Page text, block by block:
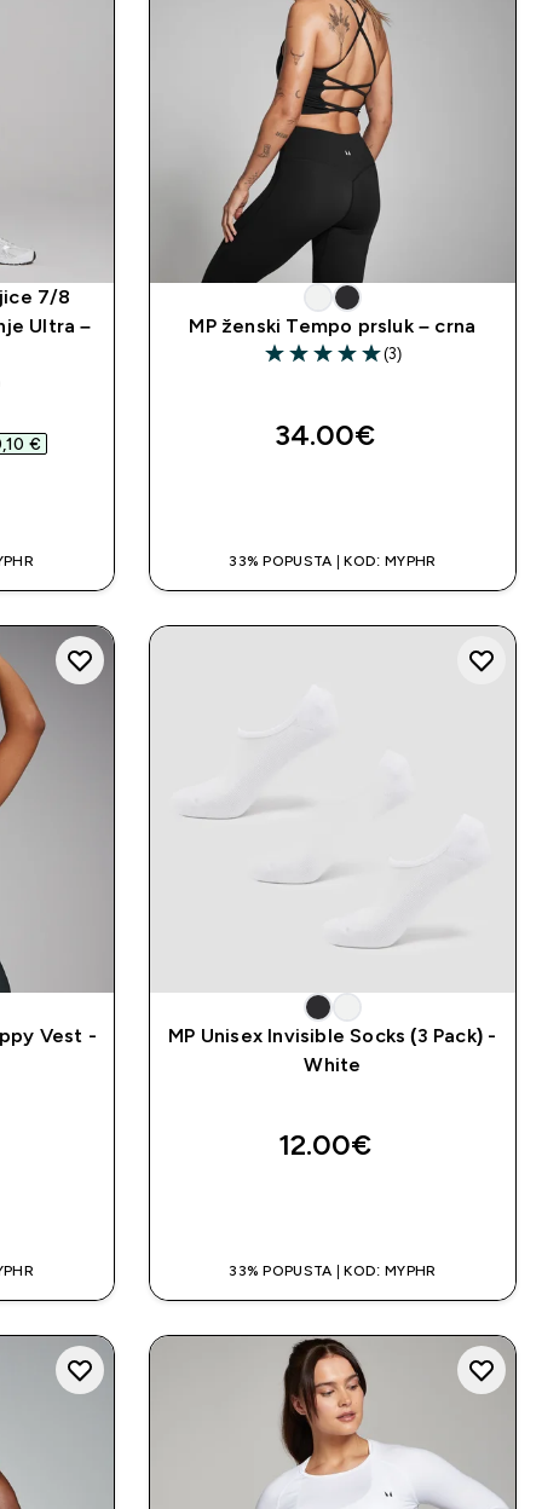
7/8
Ultra –
price
€‎
MP ženski Tempo prsluk – crna
5 out of 5 stars
(3)
34.00€‎
33% POPUSTA | KOD: MYPHR
Vest -
MP Unisex Invisible Socks (3 Pack) -
White
12.00€‎
33% POPUSTA | KOD: MYPHR